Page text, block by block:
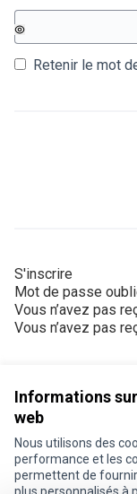
Informations
web
Nous utilisons des
performance et les
permettent de
Retenir le mot
S'inscrire
Mot de passe
Vous n’avez pas
Vous n’avez pas
Conditions
Paramètres des
Je participe ! sur X
Je participe ! sur
Je